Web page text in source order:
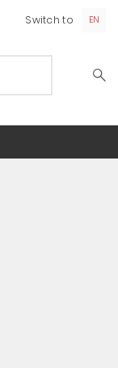
Switch to